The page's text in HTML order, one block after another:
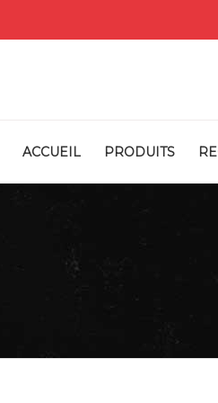
ACCUEIL PRODUITS